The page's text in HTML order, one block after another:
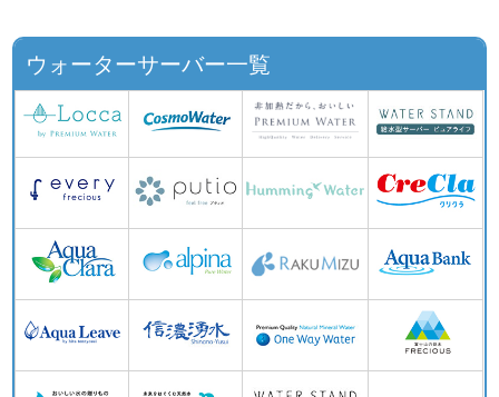
ウォーターサーバー一覧